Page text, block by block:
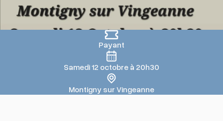
Payant
Samedi 12 octobre à 20h30
Montigny sur Vingeanne